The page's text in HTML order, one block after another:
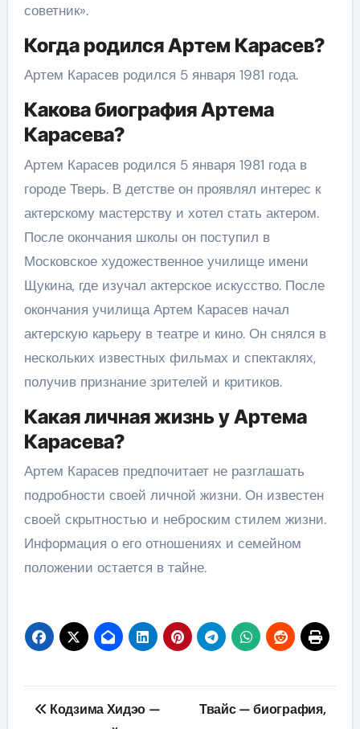
советник».
Когда родился Артем Карасев?
Артем Карасев родился 5 января 1981 года.
Какова биография Артема
Карасева?
Артем Карасев родился 5 января 1981 года в
городе Тверь. В детстве он проявлял интерес к
актерскому мастерству и хотел стать актером.
После окончания школы он поступил в
Московское художественное училище имени
Щукина, где изучал актерское искусство. После
окончания училища Артем Карасев начал
актерскую карьеру в театре и кино. Он снялся в
нескольких известных фильмах и спектаклях,
получив признание зрителей и критиков.
Какая личная жизнь у Артема
Карасева?
Артем Карасев предпочитает не разглашать
подробности своей личной жизни. Он известен
своей скрытностью и неброским стилем жизни.
Информация о его отношениях и семейном
положении остается в тайне.
Навигация
Кодзима Хидэо —
Твайс — биография,